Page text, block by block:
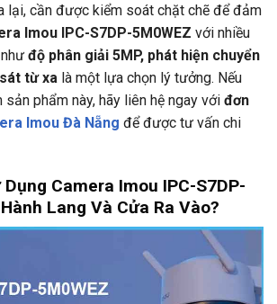
lại, cần được kiểm soát chặt chẽ để đảm
Imou IPC-S7DP-5M0WEZ với nhiều
độ phân giải 5MP, phát hiện chuyển
từ xa là một lựa chọn lý tưởng. Nếu
phẩm này, hãy liên hệ ngay với đơn
Imou Đà Nẵng để được tư vấn chi
Camera Imou IPC-S7DP-
Lang Và Cửa Ra Vào?